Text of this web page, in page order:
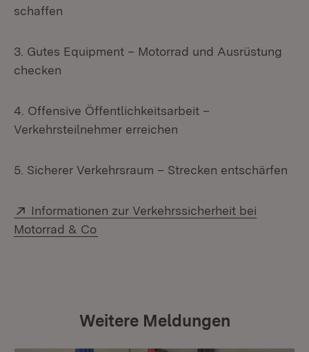
schaffen
3. Gutes Equipment – Motorrad und Ausrüstung
checken
4. Offensive Öffentlichkeitsarbeit –
Verkehrsteilnehmer erreichen
5. Sicherer Verkehrsraum – Strecken entschärfen
Extern:
Informationen zur Verkehrssicherheit bei
Motorrad & Co
Weitere Meldungen